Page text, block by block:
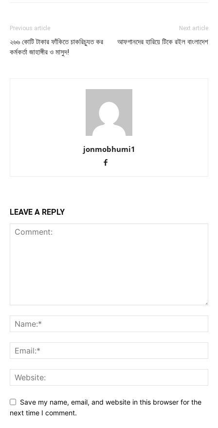
Previous article
২৬৬ কোটি টাকার ফাঁকিতে চাকরিচ্যুত কর
কর্মকর্তা জাহাঙ্গীর ও মাসুদ!
Next article
আফগানদের হারিয়ে টিকে রইল বাংলাদেশ
jonmobhumi1
LEAVE A REPLY
Save my name, email, and website in this browser for the
next time I comment.